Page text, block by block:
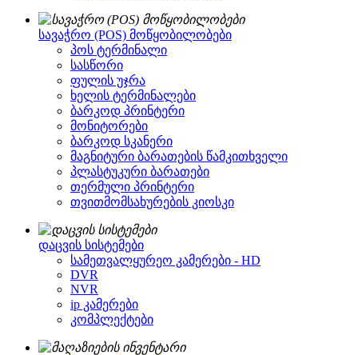
სავაჭრო (POS) მოწყობილობები
პოს ტერმინალი
სასწორი
ფულის უჯრა
ხელის ტერმინალები
ბარკოდ პრინტერი
მონიტორები
ბარკოდ სკანერი
მაგნიტური ბარათების წამკითხველი
პლასტუკური ბარათები
თერმული პრინტერი
თვითმომსახურების კიოსკი
დაცვის სისტემები
სამეთვალყურეო კამერები - HD
DVR
NVR
ip კამერები
კომპლექტები